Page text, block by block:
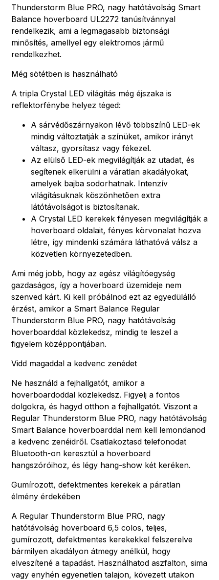
Thunderstorm Blue PRO, nagy hatótávolság Smart
Balance hoverboard UL2272 tanúsítvánnyal
rendelkezik, ami a legmagasabb biztonsági
minősítés, amellyel egy elektromos jármű
rendelkezhet.
Még sötétben is használható
A tripla Crystal LED világítás még éjszaka is
reflektorfénybe helyez téged:
A sárvédőszárnyakon lévő többszínű LED-ek
mindig változtatják a színüket, amikor irányt
váltasz, gyorsítasz vagy fékezel.
Az elülső LED-ek megvilágítják az utadat, és
segítenek elkerülni a váratlan akadályokat,
amelyek bajba sodorhatnak. Intenzív
világításuknak köszönhetően extra
látótávolságot is biztosítanak.
A Crystal LED kerekek fényesen megvilágítják a
hoverboard oldalait, fényes körvonalat hozva
létre, így mindenki számára láthatóvá válsz a
közvetlen környezetedben.
Ami még jobb, hogy az egész világítóegység
gazdaságos, így a hoverboard üzemideje nem
szenved kárt. Ki kell próbálnod ezt az egyedülálló
érzést, amikor a Smart Balance Regular
Thunderstorm Blue PRO, nagy hatótávolság
hoverboarddal közlekedsz, mindig te leszel a
figyelem középpontjában.
Vidd magaddal a kedvenc zenédet
Ne használd a fejhallgatót, amikor a
hoverboardoddal közlekedsz. Figyelj a fontos
dolgokra, és hagyd otthon a fejhallgatót. Viszont a
Regular Thunderstorm Blue PRO, nagy hatótávolság
Smart Balance hoverboarddal nem kell lemondanod
a kedvenc zenéidről. Csatlakoztasd telefonodat
Bluetooth-on keresztül a hoverboard
hangszóróihoz, és légy hang-show két keréken.
Gumírozott, defektmentes kerekek a páratlan
élmény érdekében
A Regular Thunderstorm Blue PRO, nagy
hatótávolság hoverboard 6,5 colos, teljes,
gumírozott, defektmentes kerekekkel felszerelve
bármilyen akadályon átmegy anélkül, hogy
elveszítené a tapadást. Használhatod aszfalton, sima
vagy enyhén egyenetlen talajon, kövezett utakon